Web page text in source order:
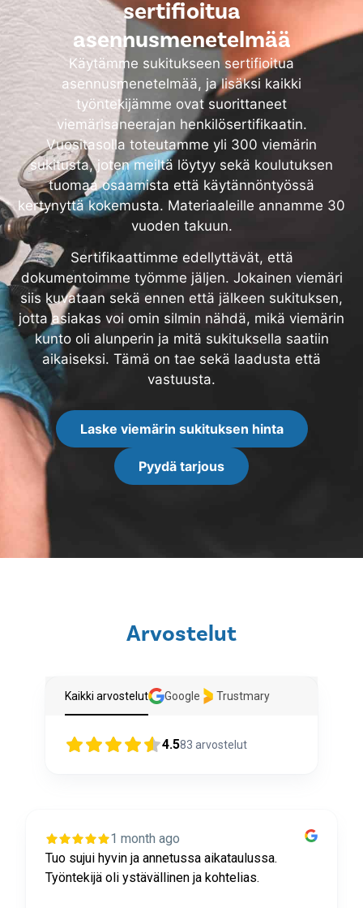
sertifioitua
asennusmenetelmää
Käytämme sukitukseen sertifioitua
asennusmenetelmää, ja lisäksi kaikki
työntekijämme ovat suorittaneet
viemärisaneerajan henkilösertifikaatin.
Vuositasolla toteutamme yli 300 viemärin
sukitusta, joten meiltä löytyy sekä koulutuksen
tuomaa osaamista että käytännöntyössä
kertynyttä kokemusta. Materiaaleille annamme 30
vuoden takuun.
Sertifikaattimme edellyttävät, että
dokumentoimme työmme jäljen. Jokainen viemäri
siis kuvataan sekä ennen että jälkeen sukituksen,
jotta asiakas voi omin silmin nähdä, mikä viemärin
kunto oli alunperin ja mitä sukituksella saatiin
aikaiseksi. Tämä on tae sekä laadusta että
vastuusta.
Laske viemärin sukituksen hinta
Pyydä tarjous
Arvostelut
Kaikki arvostelut Google Trustmary
4.583 arvostelut
1 month ago
Tuo sujui hyvin ja annetussa aikataulussa.
Työntekijä oli ystävällinen ja kohtelias.